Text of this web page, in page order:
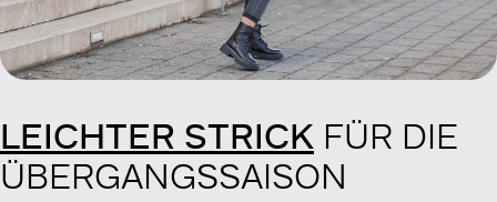
LEICHTER STRICK FÜR DIE
ÜBERGANGSSAISON